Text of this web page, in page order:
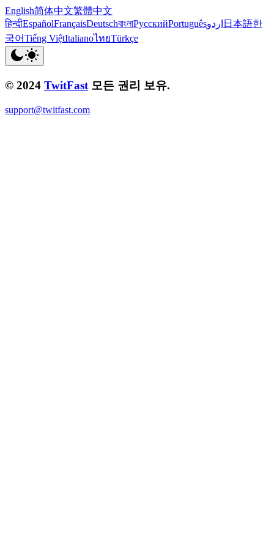
English简体中文繁體中文
हिन्दीEspañolFrançaisDeutschবাংলাРусскийPortuguêsاردو 日本語한
국어Tiếng ViệtItalianoไทยTürkçe
© 2024 TwitFast 모든 권리 보유.
support@twitfast.com